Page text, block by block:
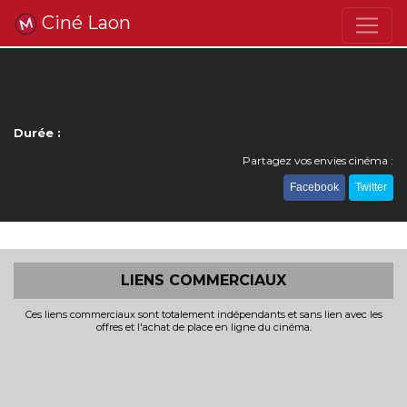
Ciné Laon
Durée :
Partagez vos envies cinéma :
Facebook Twitter
LIENS COMMERCIAUX
Ces liens commerciaux sont totalement indépendants et sans lien avec les
offres et l'achat de place en ligne du cinéma.